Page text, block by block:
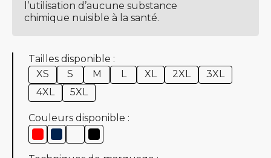
l’utilisation d’aucune substance
chimique nuisible à la santé.
Tailles disponible :
XS
S M L XL 2XL
3XL
4XL
5XL
Couleurs disponible :